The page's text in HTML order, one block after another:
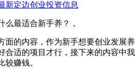
新定边创业投资信息
么最适合新手养？，
面的内容，作为新手想要创业发展养
合适的项目才行，接下来的内容中我
较赚钱。